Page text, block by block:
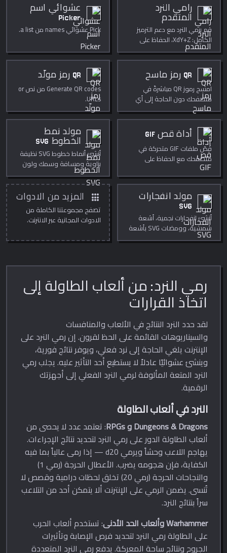
رامي النرد
المتقدم
قم برمي النرد مع دعم الترميز
الكامل: XdY+Z، الحفاظ على
الأعلى/الأدنى، نرد انفجاري.
عشوائي اسم
Picker
Pick عشوائي names من a list.
QR رمز ماسح
امسح رموز QR مباشرةً في
متصفحك دون الحاجة إلى أي
تطبيق.
QR رمز مولّد
Generate QR codes من نص or
URLs.
أداة قص GIF
قُصّ ملفات GIF متحركة في
متصفحك مع الحفاظ على
الحركة. مستطيل دقيق
بالبكسل.
مولد نمط
الخطوط SVG
أنشئ أنماط خطوط SVG نظيفة
بزاوية ومسافة وسمك ولون
مخصص. مثالي للخلفيات
وقوام التظليل والخطوط
والتراكبات الزخرفية.
مولد انفجارات
SVG
أنشئ انفجارات نجمية، أشعة
شمسية، وومضات SVG بأشعة
ونصف قطر وحدة وتدوير وألوان
الزخرفية.
apps المزيد من الادوات
تصفح مجموعتنا الكاملة من
الادوات المجانية عبر الانترنت.
رمي النرد: من ألعاب الطاولة إلى
اتخاذ القرارات
لقد حدد النرد النتائج في الألعاب والمنافسات
والسيناريوهات القائمة على الحظ لقرون. إن رمي النرد على
الإنترنت يلغي الحاجة إلى نرد فعلي، ويوفر نتائج فورية،
وينشئ عشوائيًا عادلاً لا يستطيع أحد التأثير عليه. يجلب رمي
النرد المتعة المألوفة لرمي النرد الفعلي إلى أجهزتك
الرقمية.
النرد في ألعاب الطاولة
Dungeons & Dragons و RPGs
: تعتمد عدد لا يحصى من
ألعاب الطاولة الدور على رمي النرد لتحديد نتائج الإجراءات.
يهاجم اللاعب وحشاً ويرمي d20 — إذا رمى عالياً بما فيه
الكفاية، فإن هجومه يضرب. الأعطال الحرجة (رمي 1)
والنجاحات الحرجة (رمي 20) تخلق لحظات درامية وقصص لا
تُنسى. يضمن الرمي على الإنترنت ألا يتمكن أحد من التلاعب
سراً بنتائج النرد.
Warhammer وألعاب الحد الأدنى
: تستخدم ألعاب الحرب
على الطاولة رمي النرد لتحديد فرص الإصابة وتأثيرات
الجروح ونتائج ساحة المعركة. يدفع رمي النرد المتعددة